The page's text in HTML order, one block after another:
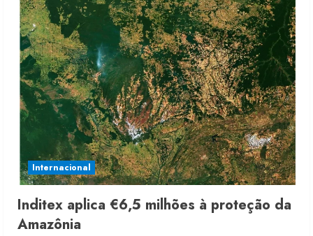
Internacional
Inditex aplica €6,5 milhões à proteção da
Amazônia